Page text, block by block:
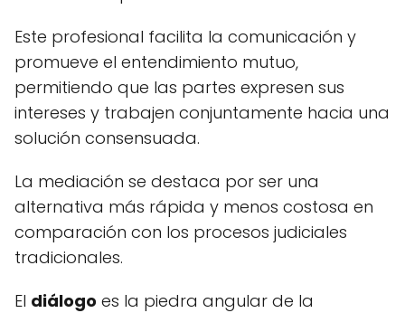
Este profesional facilita la comunicación y
promueve el entendimiento mutuo,
permitiendo que las partes expresen sus
intereses y trabajen conjuntamente hacia una
solución consensuada.
La mediación se destaca por ser una
alternativa más rápida y menos costosa en
comparación con los procesos judiciales
tradicionales.
El diálogo es la piedra angular de la